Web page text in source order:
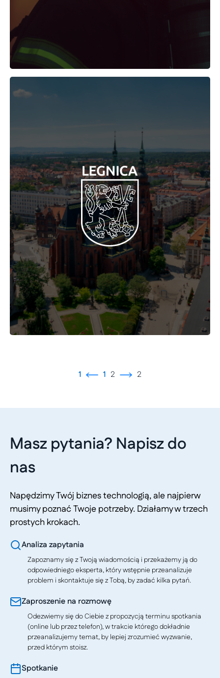
1 1 2 2
Masz pytania? Napisz do
nas
Napędzimy Twój biznes technologią, ale najpierw
musimy poznać Twoje potrzeby. Działamy w trzech
prostych krokach.
Analiza zapytania
Zapoznamy się z Twoją wiadomością i przekażemy ją do
odpowiedniego eksperta, który wstępnie przeanalizuje
problem i skontaktuje się z Tobą, by zadać kilka pytań.
Zaproszenie na rozmowę
Odezwiemy się do Ciebie z propozycją terminu spotkania
(online lub przez telefon), w trakcie którego dokładnie
przeanalizujemy temat, by lepiej zrozumieć wyzwanie,
przed którym stoisz.
Spotkanie